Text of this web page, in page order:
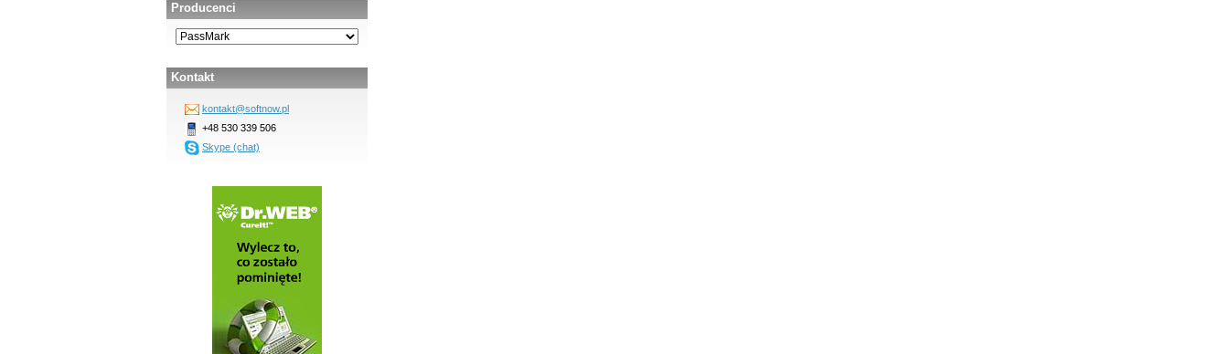
Producenci
Kontakt
kontakt@softnow.pl
+48 530 339 506
Skype (chat)